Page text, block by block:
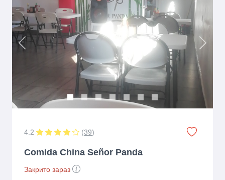
Previous Next
4.2 (39)
Comida China Señor Panda
Закрито зараз